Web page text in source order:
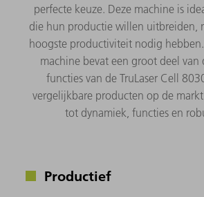
perfecte keuze. Deze machine is
die hun productie willen uitbreiden,
hoogste productiviteit nodig
machine bevat een groot deel van
functies van de TruLaser Cell
vergelijkbare producten op de
tot dynamiek, functies en
Productief